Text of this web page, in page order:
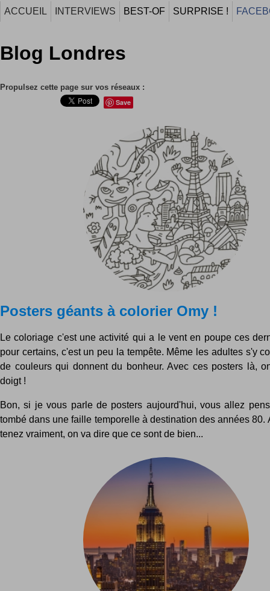
ACCUEIL INTERVIEWS BEST-OF SURPRISE !
Blog Londres
Propulsez cette page sur vos réseaux :
Save
Posters géants à colorier Omy !
Le coloriage c'est une activité qui a le vent en poupe ces
pour certains, c'est un peu la tempête. Même les adultes s'y
de couleurs qui donnent du bonheur. Avec ces posters là,
doigt !
Bon, si je vous parle de posters aujourd'hui, vous allez
tombé dans une faille temporelle à destination des années 80.
tenez vraiment, on va dire que ce sont de bien...